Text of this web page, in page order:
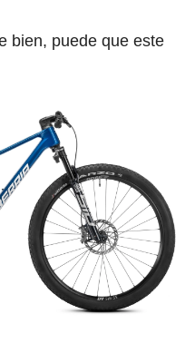
bien, puede que este